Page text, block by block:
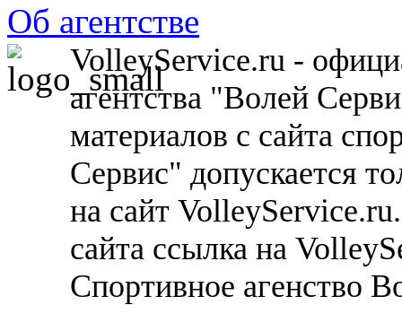
Об агентстве
VolleyService.ru -
агентства "Волей
материалов с сайта
Сервис" допускается
на сайт
сайта ссылка на
Спортивное агенство